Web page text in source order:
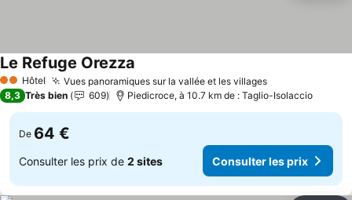
2 Étoiles
Hôtel Vues panoramiques sur la vallée et les villagesConsulter les
Le Refuge Orezza
8,3 Très bien 609 Piedicroce, à 10.7 km de : Taglio-Isolaccio
De 64 €
Consulter les prix de 2 sites Consulter les prix